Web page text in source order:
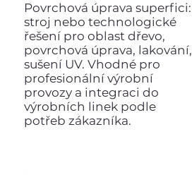
Povrchová úprava superfici:
stroj nebo technologické
řešení pro oblast dřevo,
povrchová úprava, lakování,
sušení UV. Vhodné pro
profesionální výrobní
provozy a integraci do
výrobních linek podle
potřeb zákazníka.